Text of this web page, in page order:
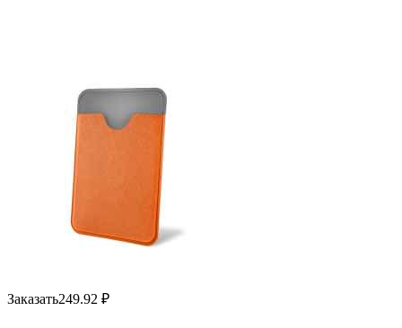
Заказать249.92 ₽